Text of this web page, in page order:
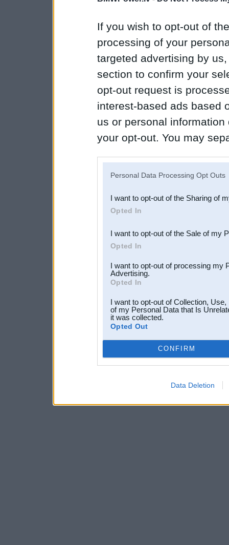
If you wish to opt-out of
processing of your
targeted advertising by
section to confirm your
opt-out request is
interest-based ads based
us or personal
your opt-out. You may
Downstream Participants
third parties.
Personal Data Processing Opt Outs
I want to opt-out of the Sharing of
Opted In
I want to opt-out of the Sale of my
Opted In
I want to opt-out of processing my
Advertising.
Opted In
I want to opt-out of Collection,
of my Personal Data that Is
it was collected.
Opted Out
CONFIRM
Data Deletion